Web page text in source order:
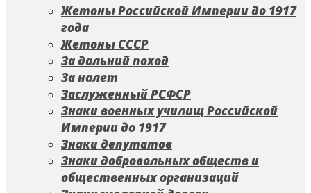
Жетоны Российской Империи до 1917
года
Жетоны СССР
За дальний поход
За налет
Заслуженный РСФСР
Знаки военных училищ Российской
Империи до 1917
Знаки депутатов
Знаки добровольных обществ и
общественных организаций